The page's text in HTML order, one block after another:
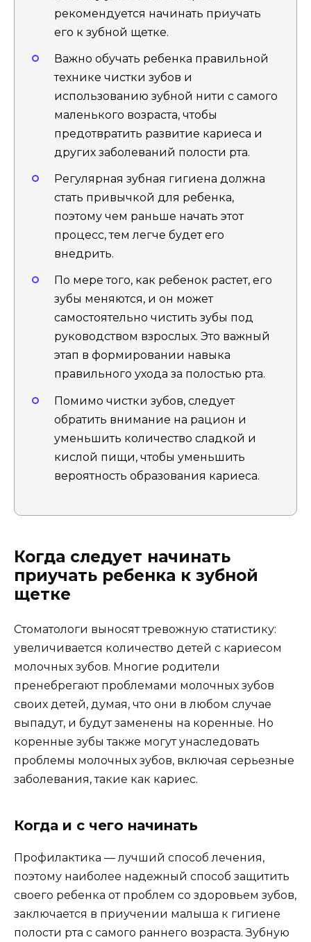
рекомендуется начинать приучать
его к зубной щетке.
Важно обучать ребенка правильной
технике чистки зубов и
использованию зубной нити с самого
маленького возраста, чтобы
предотвратить развитие кариеса и
других заболеваний полости рта.
Регулярная зубная гигиена должна
стать привычкой для ребенка,
поэтому чем раньше начать этот
процесс, тем легче будет его
внедрить.
По мере того, как ребенок растет, его
зубы меняются, и он может
самостоятельно чистить зубы под
руководством взрослых. Это важный
этап в формировании навыка
правильного ухода за полостью рта.
Помимо чистки зубов, следует
обратить внимание на рацион и
уменьшить количество сладкой и
кислой пищи, чтобы уменьшить
вероятность образования кариеса.
Когда следует начинать
приучать ребенка к зубной
щетке
Стоматологи выносят тревожную статистику:
увеличивается количество детей с кариесом
молочных зубов. Многие родители
пренебрегают проблемами молочных зубов
своих детей, думая, что они в любом случае
выпадут, и будут заменены на коренные. Но
коренные зубы также могут унаследовать
проблемы молочных зубов, включая серьезные
заболевания, такие как кариес.
Когда и с чего начинать
Профилактика — лучший способ лечения,
поэтому наиболее надежный способ защитить
своего ребенка от проблем со здоровьем зубов,
заключается в приучении малыша к гигиене
полости рта с самого раннего возраста. Зубную